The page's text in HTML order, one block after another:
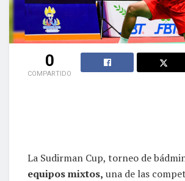
0
COMPARTIDO
La Sudirman Cup, torneo de
equipos mixtos, una de las